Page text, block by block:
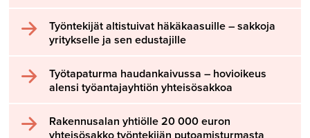
Työntekijät altistuivat häkäkaasuille – sakkoja
yritykselle ja sen edustajille
Työtapaturma haudankaivussa – hovioikeus
alensi työantajayhtiön yhteisösakkoa
Rakennusalan yhtiölle 20 000 euron
yhteisösakko työntekijän putoamisturmasta